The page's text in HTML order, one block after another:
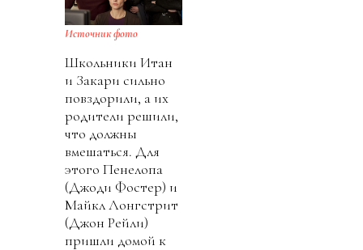
Источник фото
Школьники Итан
и Закари сильно
повздорили, а их
родители решили,
что должны
вмешаться. Для
этого Пенелопа
(Джоди Фостер) и
Майкл Лонгстрит
(Джон Рейли)
пришли домой к